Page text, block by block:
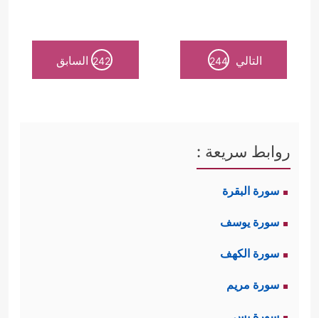
التالي 244
242 السابق
روابط سريعة :
سورة البقرة
سورة يوسف
سورة الكهف
سورة مريم